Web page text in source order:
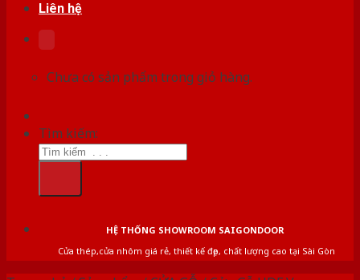
Liên hệ
Chưa có sản phẩm trong giỏ hàng.
Tìm kiếm:
HỆ THỐNG SHOWROOM SAIGONDOOR
Cửa thép,cửa nhôm giá rẻ, thiết kế đẹp, chất lượng cao tại Sài Gòn